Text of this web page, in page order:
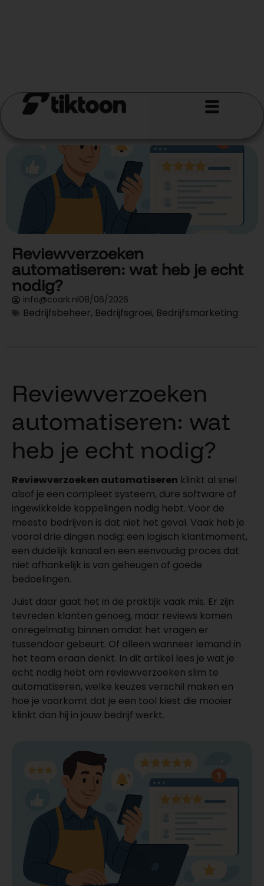
Reviewverzoeken
automatiseren: wat heb je echt
nodig?
info@coark.nl08/06/2026
Bedrijfsbeheer, Bedrijfsgroei, Bedrijfsmarketing
Reviewverzoeken
automatiseren: wat
heb je echt nodig?
Reviewverzoeken automatiseren klinkt al snel
alsof je een compleet systeem, dure software of
ingewikkelde koppelingen nodig hebt. Voor de
meeste bedrijven is dat niet het geval. Vaak heb je
vooral drie dingen nodig: een logisch klantmoment,
een duidelijk kanaal en een eenvoudig proces dat
niet afhankelijk is van geheugen of goede
bedoelingen.
Juist daar gaat het in de praktijk vaak mis. Er zijn
tevreden klanten genoeg, maar reviews komen
onregelmatig binnen omdat het vragen er
tussendoor gebeurt. Of alleen wanneer iemand in
het team eraan denkt. In dit artikel lees je wat je
echt nodig hebt om reviewverzoeken slim te
automatiseren, welke keuzes verschil maken en
hoe je voorkomt dat je een tool kiest die mooier
klinkt dan hij in jouw bedrijf werkt.